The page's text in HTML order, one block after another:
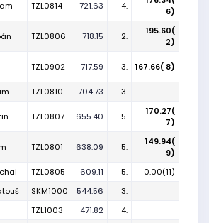
TZL0814 721.63 4.
6)
TZL0806 718.15 2.
195.60(
2)
TZL0902 717.59 3. 167.66( 8)
TZL0810 704.73 3.
TZL0807 655.40 5.
170.27(
7)
TZL0801 638.09 5.
149.94(
9)
TZL0805 609.11 5.
0.00(11)
SKM1000 544.56
3.
TZL1003 471.82
4.